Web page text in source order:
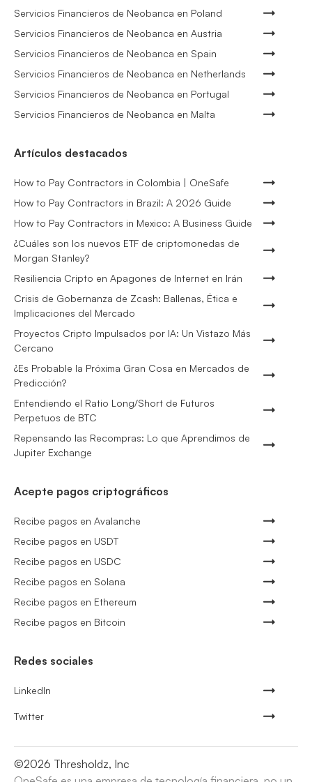
Servicios Financieros de Neobanca en Poland
Servicios Financieros de Neobanca en Austria
Servicios Financieros de Neobanca en Spain
Servicios Financieros de Neobanca en Netherlands
Servicios Financieros de Neobanca en Portugal
Servicios Financieros de Neobanca en Malta
Artículos destacados
How to Pay Contractors in Colombia | OneSafe
How to Pay Contractors in Brazil: A 2026 Guide
How to Pay Contractors in Mexico: A Business Guide
¿Cuáles son los nuevos ETF de criptomonedas de
Morgan Stanley?
Resiliencia Cripto en Apagones de Internet en Irán
Crisis de Gobernanza de Zcash: Ballenas, Ética e
Implicaciones del Mercado
Proyectos Cripto Impulsados por IA: Un Vistazo Más
Cercano
¿Es Probable la Próxima Gran Cosa en Mercados de
Predicción?
Entendiendo el Ratio Long/Short de Futuros
Perpetuos de BTC
Repensando las Recompras: Lo que Aprendimos de
Jupiter Exchange
Acepte pagos criptográficos
Recibe pagos en Avalanche
Recibe pagos en USDT
Recibe pagos en USDC
Recibe pagos en Solana
Recibe pagos en Ethereum
Recibe pagos en Bitcoin
Redes sociales
LinkedIn
Twitter
©2026 Thresholdz, Inc